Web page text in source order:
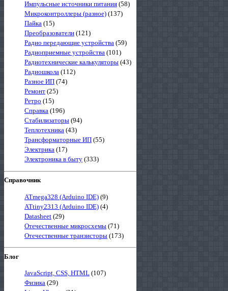
Импульсные источники питания (58)
Микроконтроллеры (разное) (137)
Пайка (15)
Преобразователи (121)
Радио передающие устройства (59)
Радиоприемные устройства (101)
Радиотехнические калькуляторы (43)
Радиошкола (112)
Разное ИП (74)
Ремонт (25)
Ретро (15)
Справка (196)
Стабилизаторы (94)
Теплотехника (43)
Трансформаторные ИП (55)
Электрика (17)
Электроника в быту (333)
Справочник
ATmega328 (Arduino IDE) (9)
ATtiny2313 (Arduino IDE) (4)
Datasheet (29)
Отечественные микросхемы (71)
Отечественные транзисторы (173)
Блог
JavaScript, CSS, HTML (107)
Физика (29)